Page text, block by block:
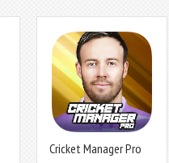
Cricket Manager Pro